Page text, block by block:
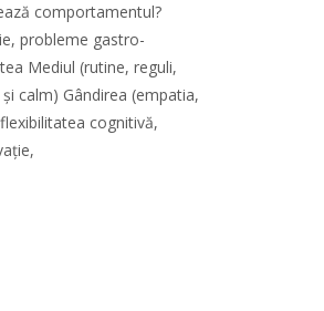
comportamentul?
probleme gastro-
Mediul (rutine, reguli,
calm) Gândirea (empatia,
cognitivă,